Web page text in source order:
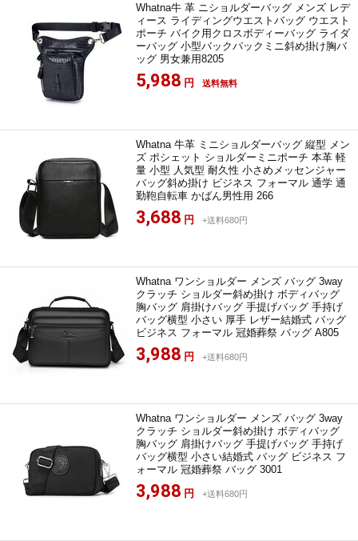
Whatna牛 革 ニショルダーバッグ メンズ レデ
ィース ライディングウエストバッグ ウエスト
ポーチ バイク用クロスボディーバッグ ライダ
ーバッグ 小型バックパックミニ斜め掛け胸バ
ッグ 男女兼用8205
5,988 円 送料無料
Whatna 牛革 ミニショルダーバッグ 縦型 メン
ズ ポシェット ショルダーミニポーチ 本革 軽
量 小型 人気型 耐久性 小さめメッセンジャー
バッグ斜め掛け ビジネス フォーマル 通学 通
勤鞄自転車 かばん男性用 266
3,688 円 +送料680円
Whatna ワンショルダー メンズ バッグ 3way
クラッチ ショルダー斜め掛け ボディバッグ
胸バッグ 肩掛けバッグ 手提げバッグ 手持げ
バッグ横型 小さい 厚手 レザー結婚式 バッグ
ビジネス フォーマル 冠婚葬祭 バッグ A805
3,988 円 +送料680円
Whatna ワンショルダー メンズ バッグ 3way
クラッチ ショルダー斜め掛け ボディバッグ
胸バッグ 肩掛けバッグ 手提げバッグ 手持げ
バッグ横型 小さい結婚式 バッグ ビジネス フ
ォーマル 冠婚葬祭 バッグ 3001
3,988 円 +送料680円